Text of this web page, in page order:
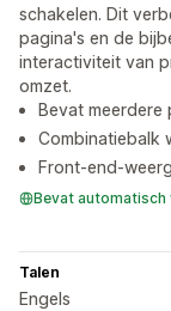
schakelen. Dit
pagina's en de
interactiviteit van
omzet.
Bevat meerdere
Combinatiebalk
Front-end-
Bevat
Talen
Engels